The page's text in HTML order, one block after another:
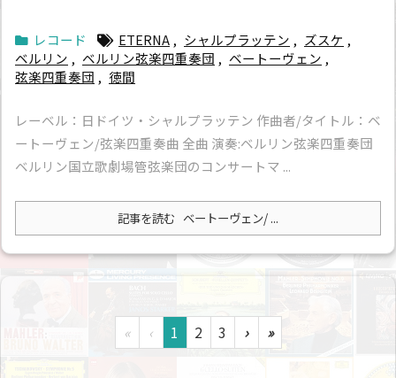
レコード ETERNA , シャルプラッテン , ズスケ ,
ベルリン , ベルリン弦楽四重奏団 , ベートーヴェン ,
弦楽四重奏団 , 徳間
レーベル：日ドイツ・シャルプラッテン 作曲者/タイトル：ベ
ートーヴェン/弦楽四重奏曲 全曲 演奏:ベルリン弦楽四重奏団
ベルリン国立歌劇場管弦楽団のコンサートマ ...
記事を読む ベートーヴェン/ ...
« ‹ 1 2 3 › »